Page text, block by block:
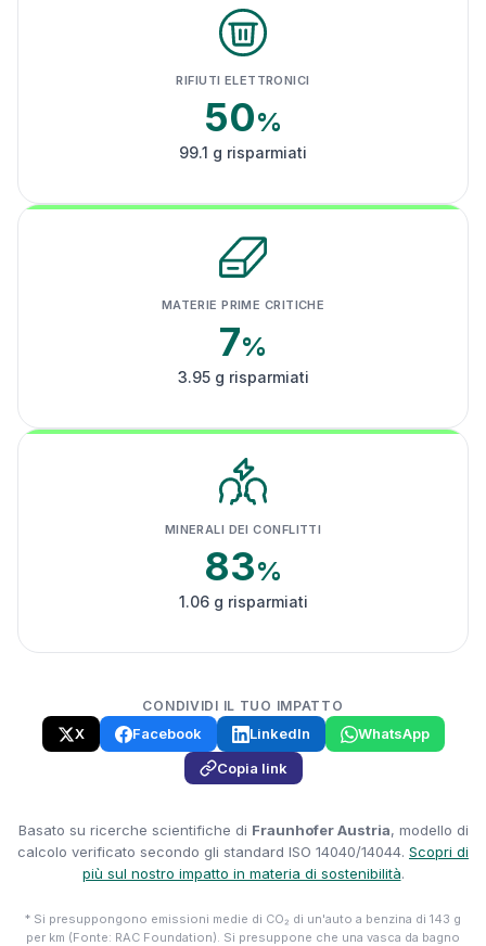
RIFIUTI ELETTRONICI
50%
99.1 g risparmiati
MATERIE PRIME CRITICHE
7%
3.95 g risparmiati
MINERALI DEI CONFLITTI
83%
1.06 g risparmiati
CONDIVIDI IL TUO IMPATTO
X Facebook LinkedIn
WhatsApp
Copia link
Basato su ricerche scientifiche di Fraunhofer Austria, modello di
calcolo verificato secondo gli standard ISO 14040/14044. Scopri di
più sul nostro impatto in materia di sostenibilità.
* Si presuppongono emissioni medie di CO₂ di un'auto a benzina di 143 g
per km (Fonte: RAC Foundation). Si presuppone che una vasca da bagno